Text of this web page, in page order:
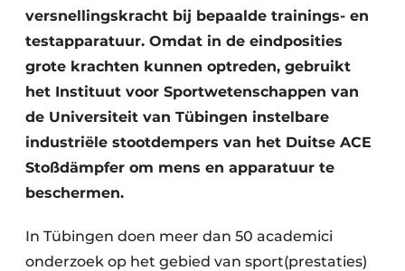
versnellingskracht bij bepaalde trainings- en
testapparatuur. Omdat in de eindposities
grote krachten kunnen optreden, gebruikt
het Instituut voor Sportwetenschappen van
de Universiteit van Tübingen instelbare
industriële stootdempers van het Duitse ACE
Stoßdämpfer om mens en apparatuur te
beschermen.
In Tübingen doen meer dan 50 academici
onderzoek op het gebied van sport(prestaties)